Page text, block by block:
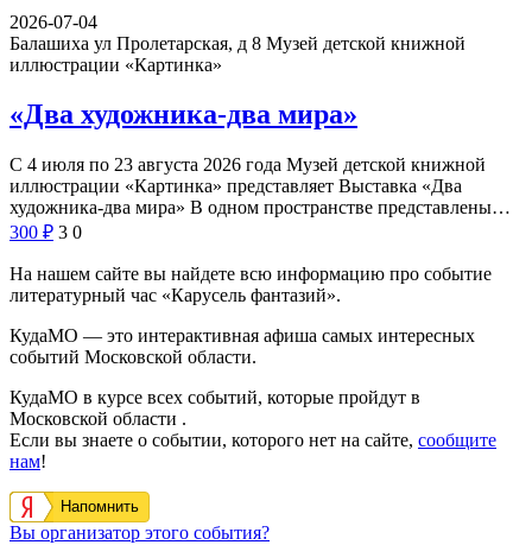
2026-07-04
Балашиха ул Пролетарская, д 8 Музей детской книжной
иллюстрации «Картинка»
«Два художника-два мира»
С 4 июля по 23 августа 2026 года Музей детской книжной
иллюстрации «Картинка» представляет Выставка «Два
художника-два мира» В одном пространстве представлены…
300 ₽ 3 0
На нашем сайте вы найдете всю информацию про событие
литературный час «Карусель фантазий».
КудаМО — это интерактивная афиша самых интересных
событий Московской области.
КудаМО в курсе всех событий, которые пройдут в
Московской области .
Если вы знаете о событии, которого нет на сайте, сообщите
нам!
Напомнить
Вы организатор этого события?